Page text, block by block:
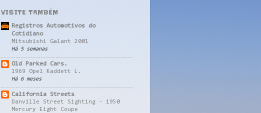
VISITE TAMBÉM
Registros Automotivos do
Cotidiano
Mitsubishi Galant 2001
Há 5 semanas
Old Parked Cars.
1969 Opel Kaddett L.
Há 6 meses
California Streets
Danville Street Sighting - 1950
Mercury Eight Coupe